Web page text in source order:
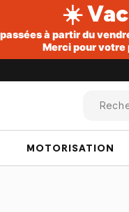
☀️
à partir du
Merci pour
MOTORISATION